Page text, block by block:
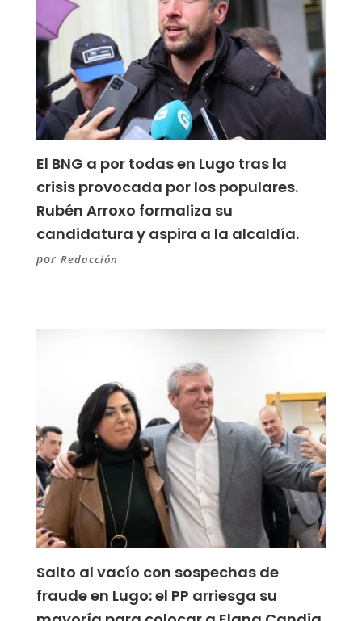
El BNG a por todas en Lugo tras la
crisis provocada por los populares.
Rubén Arroxo formaliza su
candidatura y aspira a la alcaldía.
por Redacción
Salto al vacío con sospechas de
fraude en Lugo: el PP arriesga su